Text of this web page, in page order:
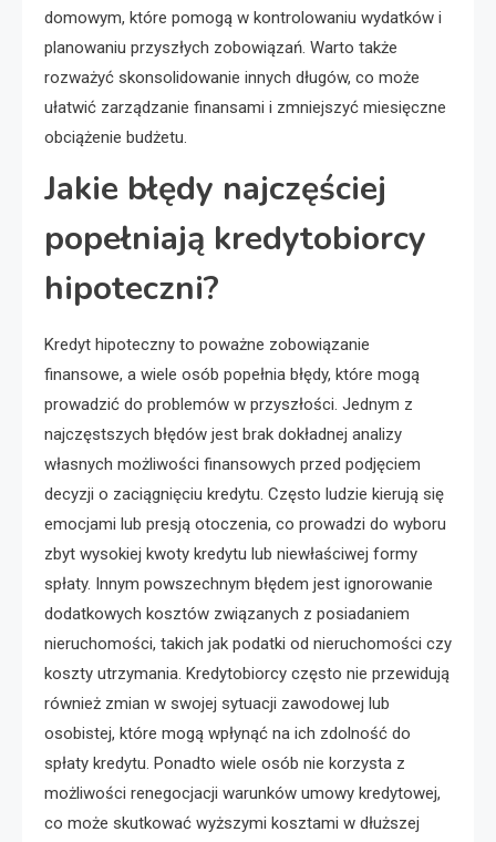
domowym, które pomogą w kontrolowaniu wydatków i
planowaniu przyszłych zobowiązań. Warto także
rozważyć skonsolidowanie innych długów, co może
ułatwić zarządzanie finansami i zmniejszyć miesięczne
obciążenie budżetu.
Jakie błędy najczęściej
popełniają kredytobiorcy
hipoteczni?
Kredyt hipoteczny to poważne zobowiązanie
finansowe, a wiele osób popełnia błędy, które mogą
prowadzić do problemów w przyszłości. Jednym z
najczęstszych błędów jest brak dokładnej analizy
własnych możliwości finansowych przed podjęciem
decyzji o zaciągnięciu kredytu. Często ludzie kierują się
emocjami lub presją otoczenia, co prowadzi do wyboru
zbyt wysokiej kwoty kredytu lub niewłaściwej formy
spłaty. Innym powszechnym błędem jest ignorowanie
dodatkowych kosztów związanych z posiadaniem
nieruchomości, takich jak podatki od nieruchomości czy
koszty utrzymania. Kredytobiorcy często nie przewidują
również zmian w swojej sytuacji zawodowej lub
osobistej, które mogą wpłynąć na ich zdolność do
spłaty kredytu. Ponadto wiele osób nie korzysta z
możliwości renegocjacji warunków umowy kredytowej,
co może skutkować wyższymi kosztami w dłuższej